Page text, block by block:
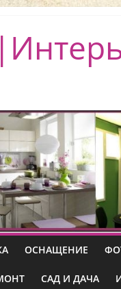
ОСНАЩЕНИЕ
САД И ДАЧА